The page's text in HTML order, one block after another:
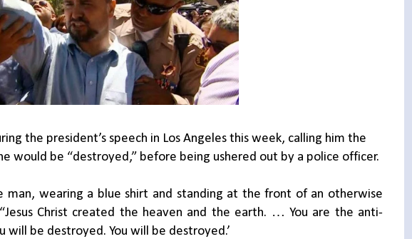
the president’s speech in Los Angeles this week, calling him the
would be “destroyed,” before being ushered out by a police officer.
man, wearing a blue shirt and standing at the front of an otherwise
Christ created the heaven and the earth. … You are the anti-
will be destroyed. You will be destroyed.’